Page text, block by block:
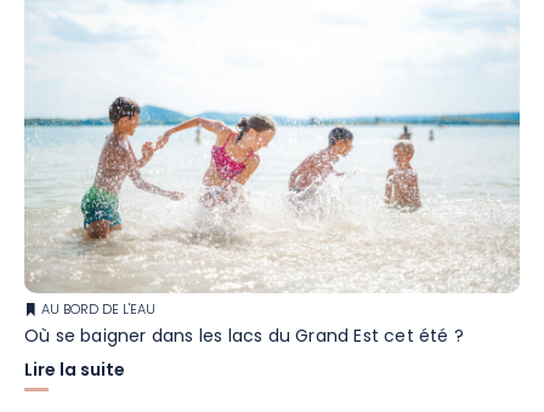
AU BORD DE L'EAU
Où se baigner dans les lacs du Grand Est cet été ?
Lire la suite